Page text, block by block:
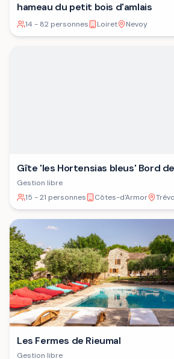
hameau du petit bois d'amlais
14 - 82 personnes Loiret Nevoy
Gîte 'les Hortensias bleus' Bord
verdoyant - Plage
Gestion libre
15 - 21 personnes
Côtes-d'Armor
Les Fermes de Rieumal
Gestion libre